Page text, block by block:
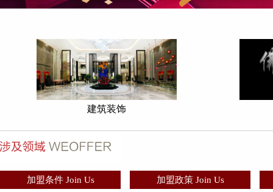
建筑装饰
加盟条件 Join Us 加盟政策 Join Us